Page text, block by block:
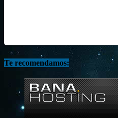
Te recomendamos: